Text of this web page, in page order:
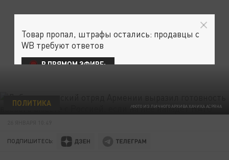
/ФОТО ИЗ ЛИЧНОГО АРХИВА ХАЧИКА АСРЯНА
ПОЛИТИКА
ПОДПИШИТЕСЬ:
Товар пропал, штрафы остались: продавцы с
WB требуют ответов
В ПРЯМОМ ЭФИРЕ: